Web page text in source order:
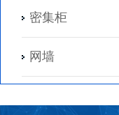
密集柜
网墙